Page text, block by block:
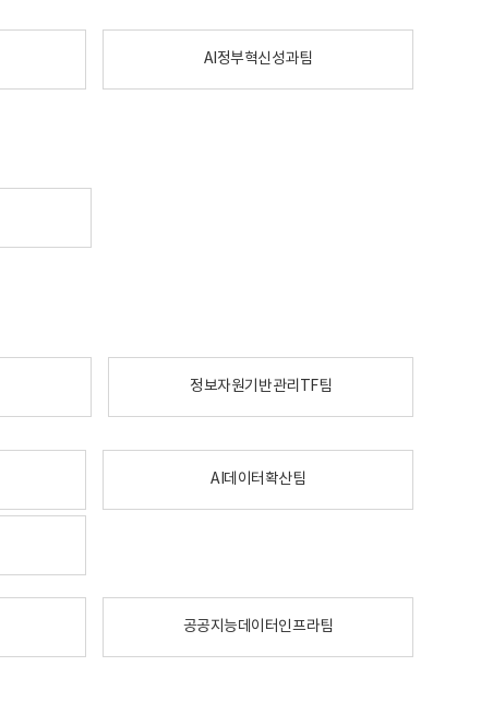
AI정부혁신성과팀
정보자원기반관리TF팀
AI데이터확산팀
공공지능데이터인프라팀